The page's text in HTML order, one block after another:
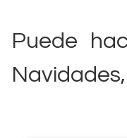
Puede